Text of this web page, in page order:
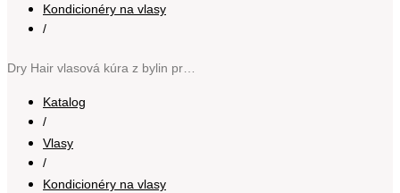
Kondicionéry na vlasy
/
Katalog
/
Vlasy
/
Kondicionéry na vlasy